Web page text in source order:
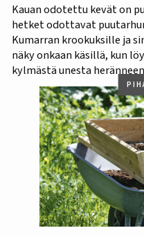
Kauan odotettu kevät on
hetket odottavat
Kumarran krookuksille ja
näky onkaan käsillä, kun
kylmästä unesta